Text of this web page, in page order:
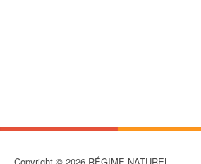
Copyright © 2026 RÉGIME NATUREL